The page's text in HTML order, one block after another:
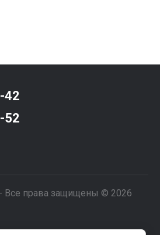
42
52
- Все права защищены © 2026